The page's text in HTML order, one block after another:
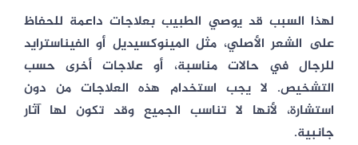
لهذا السبب قد يوصي الطبيب بعلاجات داعمة للحفاظ
على الشعر الأصلي، مثل المينوكسيديل أو الفيناسترايد
للرجال في حالات مناسبة، أو علاجات أخرى حسب
التشخيص. لا يجب استخدام هذه العلاجات من دون
استشارة، لأنها لا تناسب الجميع وقد تكون لها آثار
جانبية.